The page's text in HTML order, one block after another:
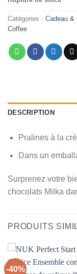
Catégories : Cadeau &
Coffee
DESCRIPTION
Pralines à la
Dans un
Surprenez votre
chocolats Milka
PRODUITS
-40%